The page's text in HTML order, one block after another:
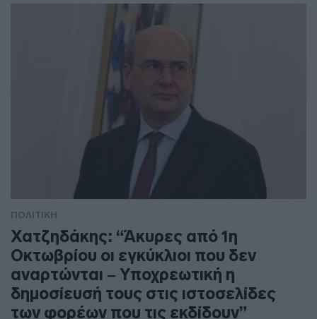
ΠΟΛΙΤΙΚΗ
Χατζηδάκης: “Άκυρες από 1η
Οκτωβρίου οι εγκύκλιοι που δεν
αναρτώνται – Υποχρεωτική η
δημοσίευσή τους στις ιστοσελίδες
των φορέων που τις εκδίδουν”